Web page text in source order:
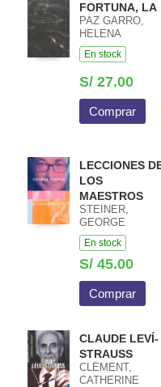
FORTUNA, LA
PAZ GARRO,
HELENA
En stock
S/ 27.00
Comprar
LECCIONES
LOS
MAESTROS
STEINER,
GEORGE
En stock
S/ 45.00
Comprar
CLAUDE LEVÍ-
STRAUSS
CLÉMENT,
CATHERINE